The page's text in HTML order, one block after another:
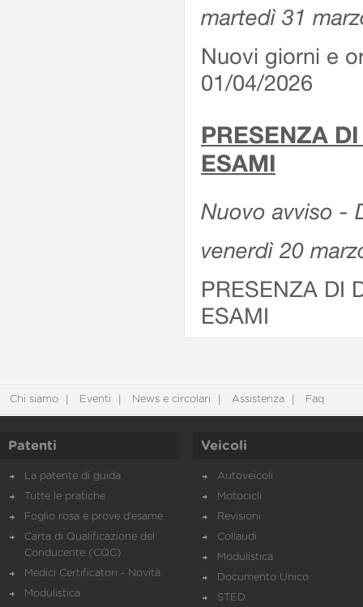
martedì 31
Nuovi giorni e
01/04/2026
PRESENZA
ESAMI
Nuovo avviso -
venerdì 20
PRESENZA DI
ESAMI
Chi siamo Eventi News e circolari Assistenza Faq
Patenti
La patente di guida
Tutte le pratiche
Foglio rosa e prove d’esame
Carta di Qualificazione del
Conducente (CQC)
Medici Certificatori - Novità
Modulistica
Veicoli
Autoveicoli
Motocicli
Revisioni
Collaudi
Modulistica
Documento Unico
STED